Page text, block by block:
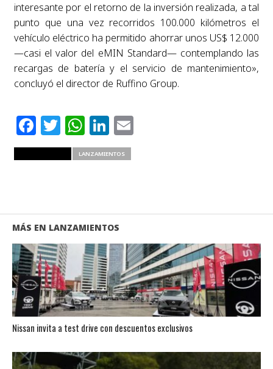
interesante por el retorno de la inversión realizada, a tal
punto que una vez recorridos 100.000 kilómetros el
vehículo eléctrico ha permitido ahorrar unos US$ 12.000
—casi el valor del eMIN Standard— contemplando las
recargas de batería y el servicio de mantenimiento»,
concluyó el director de Ruffino Group.
Facebook
Twitter
WhatsApp
LinkedIn
Email
LANZAMIENTOS
MÁS EN LANZAMIENTOS
Nissan invita a test drive con descuentos exclusivos